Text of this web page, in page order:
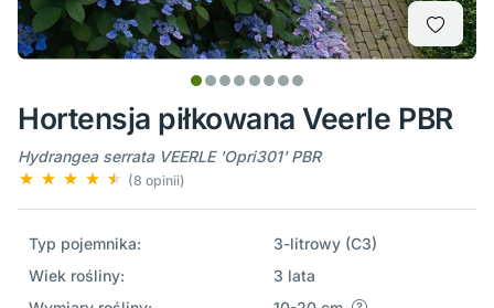
Hortensja piłkowana Veerle PBR
Hydrangea serrata VEERLE 'Opri301' PBR
(8 opinii)
Typ pojemnika:
3-litrowy (C3)
Wiek rośliny:
3 lata